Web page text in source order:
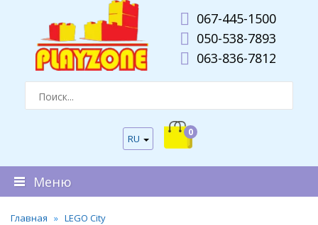
067-445-1500
050-538-7893
063-836-7812
RU
0
Меню
Главная
LEGO City